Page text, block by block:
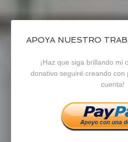
de
en
de
en
APOYA NUESTRO
¡Haz que siga brillando mi
donativo seguiré creando con
cuenta!